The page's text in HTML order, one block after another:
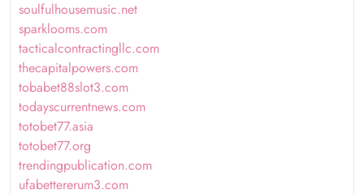
soulfulhousemusic.net
sparklooms.com
tacticalcontractingllc.com
thecapitalpowers.com
tobabet88slot3.com
todayscurrentnews.com
totobet77.asia
totobet77.org
trendingpublication.com
ufabettererum3.com